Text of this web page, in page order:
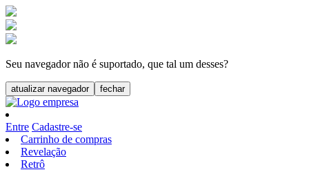
Seu navegador não é suportado, que tal um desses?
atualizar navegador fechar
Entre Cadastre-se
Carrinho de compras
Revelação
Retrô